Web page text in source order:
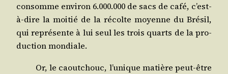
consomme envi­ron 6.000.000 de sacs de café, c’est-
à-dire la moi­tié de la récolte moyenne du Bré­sil,
qui repré­sente à lui seul les trois quarts de la pro­
duc­tion mondiale.
Or, le caou­tchouc, l’u­nique matière peut-être